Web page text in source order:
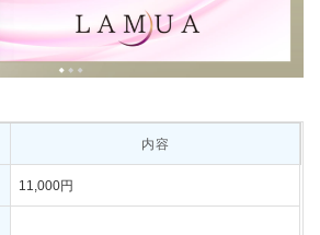
内容
11,000円